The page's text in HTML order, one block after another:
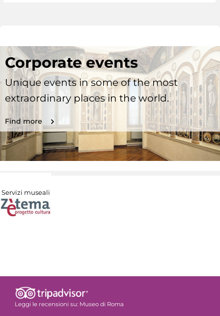
Corporate events
Unique events in some of the most
extraordinary places in the world.
Find more
Servizi museali
Leggi le recensioni su: Museo di Roma